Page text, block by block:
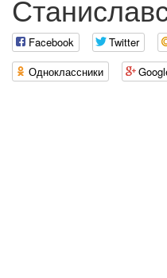
Facebook Twitter
Одноклассники